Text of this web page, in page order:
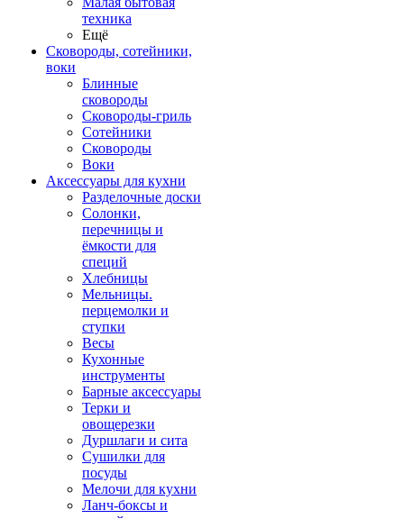
техника
Ещё
Сковороды, сотейники,
воки
Блинные
сковороды
Сковороды-гриль
Сотейники
Сковороды
Воки
Аксессуары для кухни
Разделочные доски
Солонки,
перечницы и
ёмкости для
специй
Хлебницы
Мельницы.
перцемолки и
ступки
Весы
Кухонные
инструменты
Барные аксессуары
Терки и
овощерезки
Дуршлаги и сита
Сушилки для
посуды
Мелочи для кухни
Ланч-боксы и